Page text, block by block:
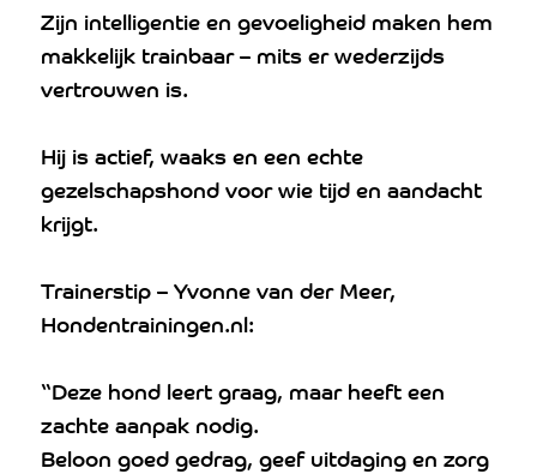
Zijn intelligentie en gevoeligheid maken hem
makkelijk trainbaar – mits er wederzijds
vertrouwen is.
Hij is actief, waaks en een echte
gezelschapshond voor wie tijd en aandacht
krijgt.
Trainerstip – Yvonne van der Meer,
Hondentrainingen.nl:
“Deze hond leert graag, maar heeft een
zachte aanpak nodig.
Beloon goed gedrag, geef uitdaging en zorg